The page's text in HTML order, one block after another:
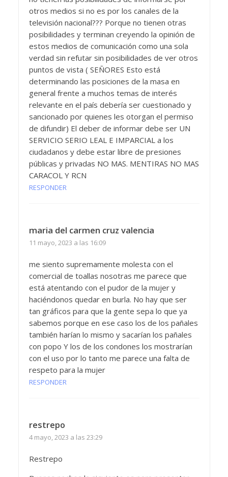
otros medios si no es por los canales de la
televisión nacional??? Porque no tienen otras
posibilidades y terminan creyendo la opinión de
estos medios de comunicación como una sola
verdad sin refutar sin posibilidades de ver otros
puntos de vista ( SEÑORES Esto está
determinando las posiciones de la masa en
general frente a muchos temas de interés
relevante en el país debería ser cuestionado y
sancionado por quienes les otorgan el permiso
de difundir) El deber de informar debe ser UN
SERVICIO SERIO LEAL E IMPARCIAL a los
ciudadanos y debe estar libre de presiones
públicas y privadas NO MAS. MENTIRAS NO MAS
CARACOL Y RCN
RESPONDER
maria del carmen cruz valencia
11 mayo, 2023 a las 16:09
me siento supremamente molesta con el
comercial de toallas nosotras me parece que
está atentando con el pudor de la mujer y
haciéndonos quedar en burla. No hay que ser
tan gráficos para que la gente sepa lo que ya
sabemos porque en ese caso los de los pañales
también harían lo mismo y sacarían los pañales
con popo Y los de los condones los mostrarían
con el uso por lo tanto me parece una falta de
respeto para la mujer
RESPONDER
restrepo
4 mayo, 2023 a las 23:29
Restrepo